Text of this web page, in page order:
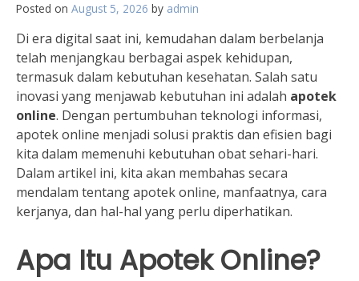
Posted on August 5, 2026 by admin
Di era digital saat ini, kemudahan dalam berbelanja
telah menjangkau berbagai aspek kehidupan,
termasuk dalam kebutuhan kesehatan. Salah satu
inovasi yang menjawab kebutuhan ini adalah apotek
online. Dengan pertumbuhan teknologi informasi,
apotek online menjadi solusi praktis dan efisien bagi
kita dalam memenuhi kebutuhan obat sehari-hari.
Dalam artikel ini, kita akan membahas secara
mendalam tentang apotek online, manfaatnya, cara
kerjanya, dan hal-hal yang perlu diperhatikan.
Apa Itu Apotek Online?